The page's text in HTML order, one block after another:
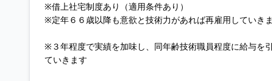
※借上社宅制度あり（適用条件あり）
※定年６６歳以降も意欲と技術力があれば再雇用していき
※３年程度で実績を加味し、同年齢技術職員程度に給与を
ていきます